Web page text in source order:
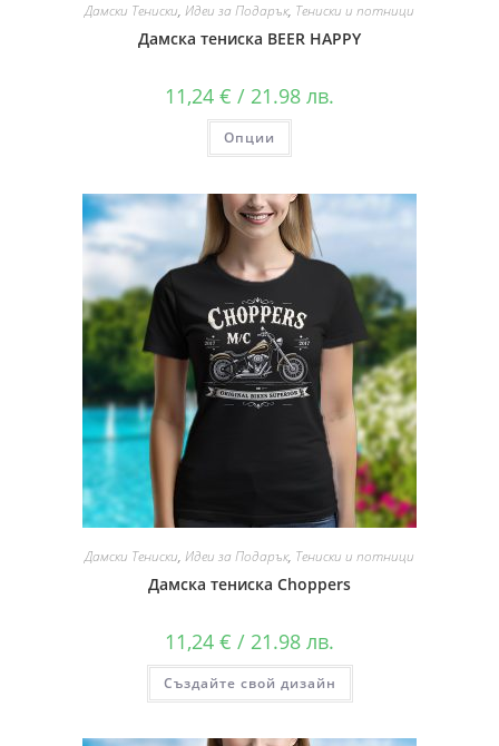
Дамски Тениски, Идеи за Подарък, Тениски и потници
Дамска тениска BEER HAPPY
11,24 € / 21.98 лв.
Опции
Дамски Тениски, Идеи за Подарък, Тениски и потници
Дамска тениска Choppers
11,24 € / 21.98 лв.
Създайте свой дизайн